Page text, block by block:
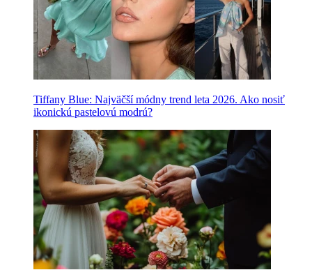
Tiffany Blue: Najväčší módny trend leta 2026. Ako nosiť
ikonickú pastelovú modrú?